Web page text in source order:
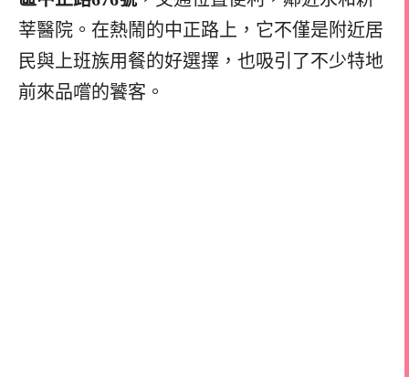
莘醫院。在熱鬧的中正路上，它不僅是附近居
民與上班族用餐的好選擇，也吸引了不少特地
前來品嚐的饕客。